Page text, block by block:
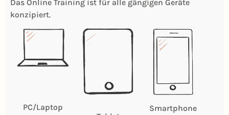
Das Online Training ist für alle gängigen Geräte
konzipiert.
PC/Laptop
Smartphone